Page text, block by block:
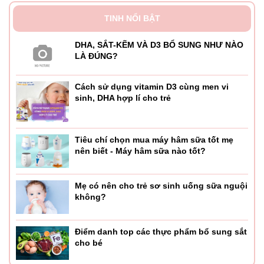
Phấn rôm dạng nước với công thức Derma Protech tăng
khả năng cung cấp độ ẩm, tăng tính hiệu quả của thành
phần tự nhiên tạo một lớp bảo vệ da: phù hợp để làm sạch
và cân bằng độ ẩm cho làn da nhạy cảm của trẻ sơ sinh và
trẻ nhỏ. Ngoài khả năng thấm hút nhanh, hấp thụ tốt hơn
còn giúp làm mềm và dưỡng ẩm cho làn da bé thêm mịn
màng, mềm mại và khô ráo.
3. Kem chống và trị hăm chiết xuất hoa cúc với
pathenol & ZnO
Thông tin sản phẩm:
- Mã sản phẩm: 8030009041072
- Thương hiệu: Babycoccole
- Xuất xứ: Italy
TINH NỔI BẬT
DHA, SẮT-KẼM VÀ D3 BỔ SUNG NHƯ NÀO
LÀ ĐÚNG?
Cách sử dụng vitamin D3 cùng men vi
sinh, DHA hợp lí cho trẻ
Tiêu chí chọn mua máy hâm sữa tốt mẹ
nên biết - Máy hâm sữa nào tốt?
Mẹ có nên cho trẻ sơ sinh uống sữa nguội
không?
Điểm danh top các thực phẩm bổ sung sắt
cho bé